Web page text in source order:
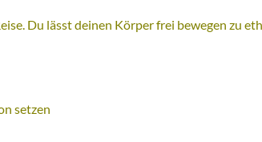
Du lässt deinen Körper frei bewegen zu
setzen